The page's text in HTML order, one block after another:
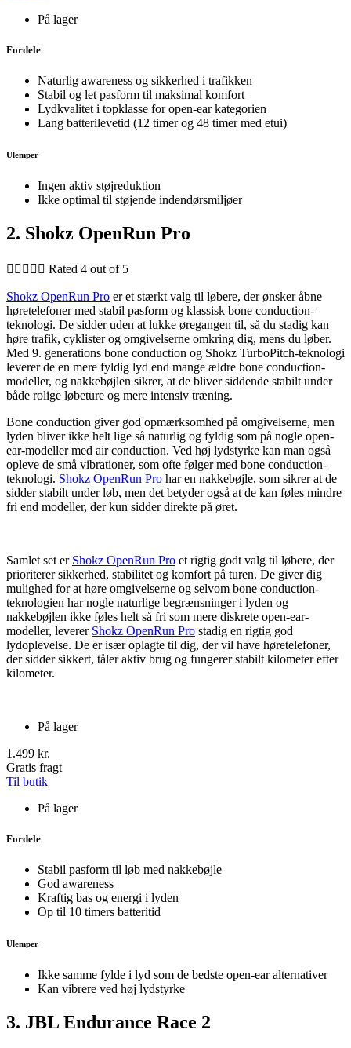
På lager
Fordele
Naturlig awareness og sikkerhed i trafikken
Stabil og let pasform til maksimal komfort
Lydkvalitet i topklasse for open-ear kategorien
Lang batterilevetid (12 timer og 48 timer med etui)
Ulemper
Ingen aktiv støjreduktion
Ikke optimal til støjende indendørsmiljøer
2. Shokz OpenRun Pro
     Rated 4 out of 5
Shokz OpenRun Pro er et stærkt valg til løbere, der ønsker åbne
høretelefoner med stabil pasform og klassisk bone conduction-
teknologi. De sidder uden at lukke øregangen til, så du stadig kan
høre trafik, cyklister og omgivelserne omkring dig, mens du løber.
Med 9. generations bone conduction og Shokz TurboPitch-teknologi
leverer de en mere fyldig lyd end mange ældre bone conduction-
modeller, og nakkebøjlen sikrer, at de bliver siddende stabilt under
både rolige løbeture og mere intensiv træning.
Bone conduction giver god opmærksomhed på omgivelserne, men
lyden bliver ikke helt lige så naturlig og fyldig som på nogle open-
ear-modeller med air conduction. Ved høj lydstyrke kan man også
opleve de små vibrationer, som ofte følger med bone conduction-
teknologi. Shokz OpenRun Pro har en nakkebøjle, som sikrer at de
sidder stabilt under løb, men det betyder også at de kan føles mindre
fri end modeller, der kun sidder direkte på øret.
Samlet set er Shokz OpenRun Pro et rigtig godt valg til løbere, der
prioriterer sikkerhed, stabilitet og komfort på turen. De giver dig
mulighed for at høre omgivelserne og selvom bone conduction-
teknologien har nogle naturlige begrænsninger i lyden og
nakkebøjlen ikke føles helt så fri som mere diskrete open-ear-
modeller, leverer Shokz OpenRun Pro stadig en rigtig god
lydoplevelse. De er især oplagte til dig, der vil have høretelefoner,
der sidder sikkert, tåler aktiv brug og fungerer stabilt kilometer efter
kilometer.
På lager
1.499 kr.
Gratis fragt
Til butik
På lager
Fordele
Stabil pasform til løb med nakkebøjle
God awareness
Kraftig bas og energi i lyden
Op til 10 timers batteritid
Ulemper
Ikke samme fylde i lyd som de bedste open-ear alternativer
Kan vibrere ved høj lydstyrke
3. JBL Endurance Race 2